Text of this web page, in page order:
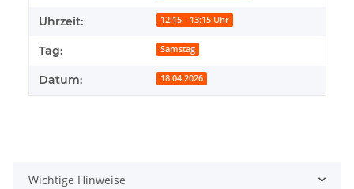
Uhrzeit: 12:15 - 13:15 Uhr
Tag: Samstag
Datum: 18.04.2026
Wichtige Hinweise